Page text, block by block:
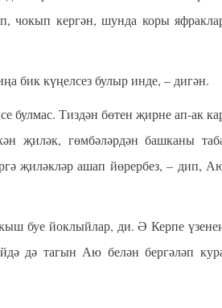
чокып кергән, шунда коры
бик күңелсез булыр инде, – дигән.
булмас. Тиздән бөтен җирне ап-ак
җиләк, гөмбәләрдән башканы
җиләкләр ашап йөрербез,– дип,
буе йоклыйлар, ди. Ә Керпе
дә тагын Аю белән бергәләп